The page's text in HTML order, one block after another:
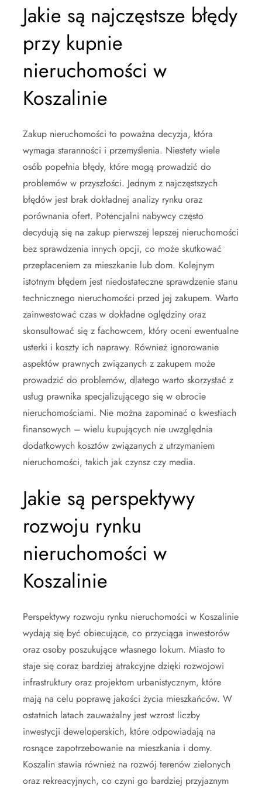
Jakie są najczęstsze błędy
przy kupnie
nieruchomości w
Koszalinie
Zakup nieruchomości to poważna decyzja, która
wymaga staranności i przemyślenia. Niestety wiele
osób popełnia błędy, które mogą prowadzić do
problemów w przyszłości. Jednym z najczęstszych
błędów jest brak dokładnej analizy rynku oraz
porównania ofert. Potencjalni nabywcy często
decydują się na zakup pierwszej lepszej nieruchomości
bez sprawdzenia innych opcji, co może skutkować
przepłaceniem za mieszkanie lub dom. Kolejnym
istotnym błędem jest niedostateczne sprawdzenie stanu
technicznego nieruchomości przed jej zakupem. Warto
zainwestować czas w dokładne oględziny oraz
skonsultować się z fachowcem, który oceni ewentualne
usterki i koszty ich naprawy. Również ignorowanie
aspektów prawnych związanych z zakupem może
prowadzić do problemów, dlatego warto skorzystać z
usług prawnika specjalizującego się w obrocie
nieruchomościami. Nie można zapominać o kwestiach
finansowych – wielu kupujących nie uwzględnia
dodatkowych kosztów związanych z utrzymaniem
nieruchomości, takich jak czynsz czy media.
Jakie są perspektywy
rozwoju rynku
nieruchomości w
Koszalinie
Perspektywy rozwoju rynku nieruchomości w Koszalinie
wydają się być obiecujące, co przyciąga inwestorów
oraz osoby poszukujące własnego lokum. Miasto to
staje się coraz bardziej atrakcyjne dzięki rozwojowi
infrastruktury oraz projektom urbanistycznym, które
mają na celu poprawę jakości życia mieszkańców. W
ostatnich latach zauważalny jest wzrost liczby
inwestycji deweloperskich, które odpowiadają na
rosnące zapotrzebowanie na mieszkania i domy.
Koszalin stawia również na rozwój terenów zielonych
oraz rekreacyjnych, co czyni go bardziej przyjaznym